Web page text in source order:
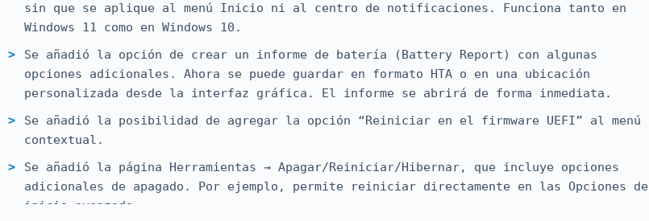
sin que se aplique al menú Inicio ni al centro de notificaciones. Funciona tanto en
Windows 11 como en Windows 10.
Se añadió la opción de crear un informe de batería (Battery Report) con algunas
opciones adicionales. Ahora se puede guardar en formato HTA o en una ubicación
personalizada desde la interfaz gráfica. El informe se abrirá de forma inmediata.
Se añadió la posibilidad de agregar la opción “Reiniciar en el firmware UEFI” al menú
contextual.
Se añadió la página Herramientas → Apagar/Reiniciar/Hibernar, que incluye opciones
adicionales de apagado. Por ejemplo, permite reiniciar directamente en las Opciones de
inicio avanzado.